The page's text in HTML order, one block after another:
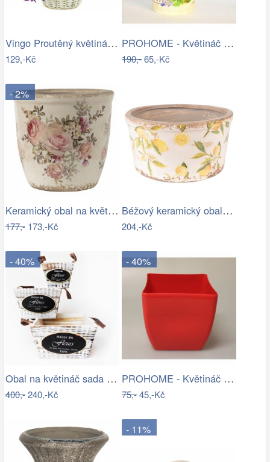
Vingo Proutěný květináč košíček s…
129,-Kč
PROHOME - Květináč kulatý vysoký…
190,-65,-Kč
- 2%
Keramický obal na květináč s růžemi…
177,-173,-Kč
Béžový keramický obal na květináč s…
204,-Kč
- 40%
Obal na květináč sada 3ks
400,-240,-Kč
- 40%
PROHOME - Květináč COUBI 19 hranatý…
75,-45,-Kč
- 11%